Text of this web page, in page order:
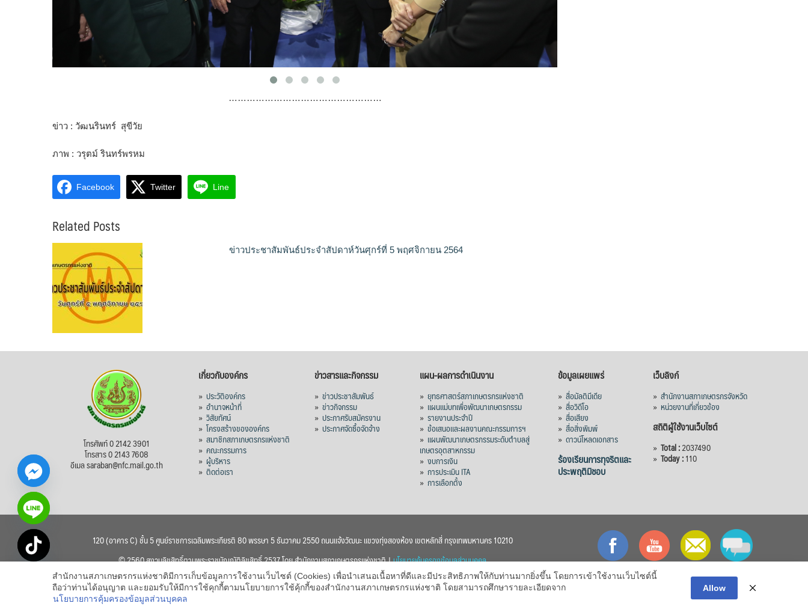
……………………………………………
ข่าว : วัฒนรินทร์ สุขีวัย
ภาพ : วรุตม์ รินทร์พรหม
Facebook Twitter Line
Related Posts
ข่าวประชาสัมพันธ์ประจำสัปดาห์วันศุกร์ที่ 5 พฤศจิกายน 2564
โทรศัพท์ 0 2142 3901
โทรสาร 0 2143 7608
อีเมล saraban@nfc.mail.go.th
เกี่ยวกับองค์กร
»ประวัติองค์กร
»อำนาจหน้าที่
»วิสัยทัศน์
»โครงสร้างขององค์กร
»สมาชิกสภาเกษตรกรแห่งชาติ
»คณะกรรมการ
» ผู้บริหาร
»ติดต่อเรา
ข่าวสารและกิจกรรม
»ข่าวประชาสัมพันธ์
»ข่าวกิจกรรม
»ประกาศรับสมัครงาน
»ประกาศจัดซื้อจัดจ้าง
แผน-ผลการดำเนินงาน
» ยุทธศาสตร์สภาเกษตรกรแห่งชาติ
» แผนแม่บทเพื่อพัฒนาเกษตรกรรม
» รายงานประจำปี
» ข้อเสนอและผลงานคณะกรรมการฯ
» แผนพัฒนาเกษตรกรรมระดับตำบลสู่
เกษตรอุตสาหกรรม
» งบการเงิน
» การประเมิน ITA
» การเลือกตั้ง
ข้อมูลเผยแพร่
» สื่อมัลติมีเดีย
» สื่อวิดีโอ
» สื่อเสียง
» สื่อสิ่งพิมพ์
» ดาวน์โหลดเอกสาร
ร้องเรียนการทุจริตและ
ประพฤติมิชอบ
เว็บลิงก์
» สำนักงานสภาเกษตรกรจังหวัด
» หน่วยงานที่เกี่ยวข้อง
สถิติผู้ใช้งานเว็บไซต์
» Total :2037490
» Today :110
120 (อาคาร C) ชั้น 5 ศูนย์ราชการเฉลิมพระเกียรติ 80 พรรษา 5 ธันวาคม 2550 ถนนแจ้งวัฒนะ แขวงทุ่งสองห้อง เขตหลักสี่ กรุงเทพมหานคร 10210
© 2560 สงวนลิขสิทธิ์ตามพระราชบัญญัติลิขสิทธิ์ 2537 โดย สำนักงานสภาเกษตรกรแห่งชาติ |นโยบายคุ้มครองข้อมูลส่วนบุคคล
สำนักงานสภาเกษตรกรแห่งชาติมีการเก็บข้อมูลการใช้งานเว็บไซต์ (Cookies) เพื่อนำเสนอเนื้อหาที่ดีและมีประสิทธิภาพให้กับท่านมากยิ่งขึ้น โดยการเข้าใช้งานเว็บไซต์นี้
ถือว่าท่านได้อนุญาต และยอมรับให้มีการใช้คุกกี้ตามนโยบายการใช้คุ้กกี้ของสำนักงานสภาเกษตรกรแห่งชาติ โดยสามารถศึกษารายละเอียดจาก
นโยบายการคุ้มครองข้อมูลส่วนบุคคล
Allow
Hide
chaty